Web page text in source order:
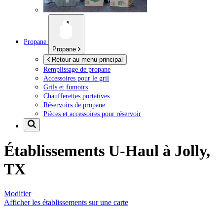
Propane
Propane
Retour au menu principal
Remplissage de propane
Accessoires pour le gril
Grils et fumoirs
Chaufferettes portatives
Réservoirs de propane
Pièces et accessoires pour réservoir
Établissements U-Haul à Jolly,
TX
Modifier
Afficher les établissements sur une carte